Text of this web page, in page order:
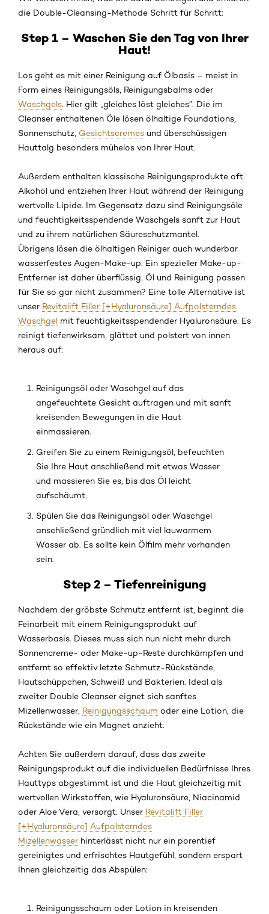
die Double-Cleansing-Methode Schritt für Schritt:
Step 1 – Waschen Sie den Tag von Ihrer
Haut!
Los geht es mit einer Reinigung auf Ölbasis – meist in
Form eines Reinigungsöls, Reinigungsbalms oder
Waschgels. Hier gilt „gleiches löst gleiches”. Die im
Cleanser enthaltenen Öle lösen ölhaltige Foundations,
Sonnenschutz, Gesichtscremes und überschüssigen
Hauttalg besonders mühelos von Ihrer Haut.
Außerdem enthalten klassische Reinigungsprodukte oft
Alkohol und entziehen Ihrer Haut während der Reinigung
wertvolle Lipide. Im Gegensatz dazu sind Reinigungsöle
und feuchtigkeitsspendende Waschgels sanft zur Haut
und zu ihrem natürlichen Säureschutzmantel.
Übrigens lösen die ölhaltigen Reiniger auch wunderbar
wasserfestes Augen-Make-up. Ein spezieller Make-up-
Entferner ist daher überflüssig. Öl und Reinigung passen
für Sie so gar nicht zusammen? Eine tolle Alternative ist
unser Revitalift Filler [+Hyaluronsäure] Aufpolsterndes
Waschgel mit feuchtigkeitsspendender Hyaluronsäure. Es
reinigt tiefenwirksam, glättet und polstert von innen
heraus auf:
Reinigungsöl oder Waschgel auf das
angefeuchtete Gesicht auftragen und mit sanft
kreisenden Bewegungen in die Haut
einmassieren.
Greifen Sie zu einem Reinigungsöl, befeuchten
Sie Ihre Haut anschließend mit etwas Wasser
und massieren Sie es, bis das Öl leicht
aufschäumt.
Spülen Sie das Reinigungsöl oder Waschgel
anschließend gründlich mit viel lauwarmem
Wasser ab. Es sollte kein Ölfilm mehr vorhanden
sein.
Step 2 – Tiefenreinigung
Nachdem der gröbste Schmutz entfernt ist, beginnt die
Feinarbeit mit einem Reinigungsprodukt auf
Wasserbasis. Dieses muss sich nun nicht mehr durch
Sonnencreme- oder Make-up-Reste durchkämpfen und
entfernt so effektiv letzte Schmutz-Rückstände,
Hautschüppchen, Schweiß und Bakterien. Ideal als
zweiter Double Cleanser eignet sich sanftes
Mizellenwasser, Reinigungsschaum oder eine Lotion, die
Rückstände wie ein Magnet anzieht.
Achten Sie außerdem darauf, dass das zweite
Reinigungsprodukt auf die individuellen Bedürfnisse Ihres
Hauttyps abgestimmt ist und die Haut gleichzeitig mit
wertvollen Wirkstoffen, wie Hyaluronsäure, Niacinamid
oder Aloe Vera, versorgt. Unser Revitalift Filler
[+Hyaluronsäure] Aufpolsterndes
Mizellenwasser hinterlässt nicht nur ein porentief
gereinigtes und erfrischtes Hautgefühl, sondern erspart
Ihnen gleichzeitig das Abspülen:
Reinigungsschaum oder Lotion in kreisenden